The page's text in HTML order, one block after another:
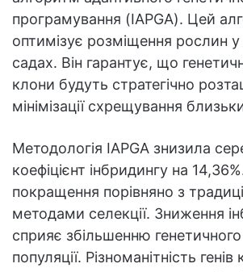
програмування (IAPGA). Цей
оптимізує розміщення рослин у
садах. Він гарантує, що
клони будуть стратегічно
мінімізації схрещування
Методологія IAPGA знизила
коефіцієнт інбридингу на
покращення порівняно з
методами селекції. Зниження
сприяє збільшенню генетичного
популяції. Різноманітність